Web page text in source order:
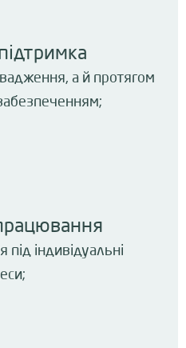
а й протягом
під індивідуальні